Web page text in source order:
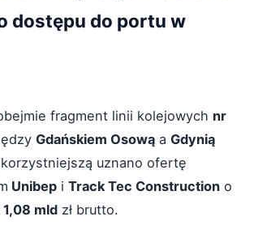
dostępu do portu w
fragment linii kolejowych nr
Gdańskiem Osową a Gdynią
uznano ofertę
Unibep i Track Tec Construction o
1,08 mld zł brutto.